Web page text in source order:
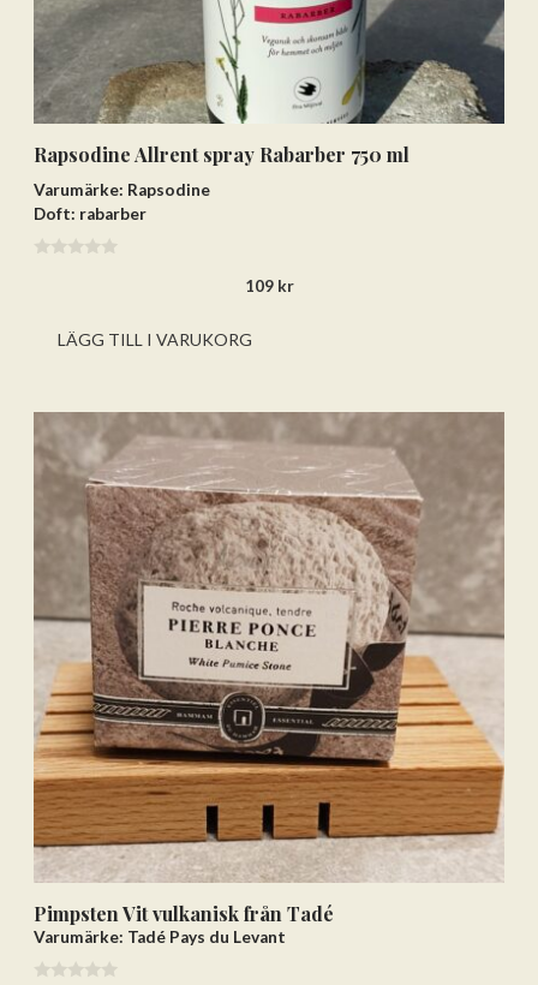
Rapsodine Allrent spray Rabarber 750 ml
Varumärke: Rapsodine
Doft: rabarber
109 kr
LÄGG TILL I VARUKORG
Pimpsten Vit vulkanisk från Tadé
Varumärke: Tadé Pays du Levant